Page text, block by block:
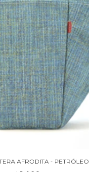
AFRODITA - PETRÓLEO